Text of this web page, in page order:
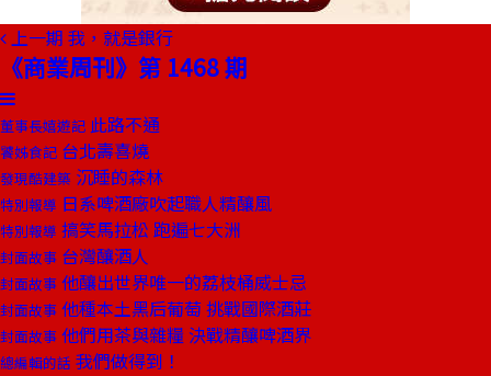
上一期 我，就是銀行
《商業周刊》第 1468 期
董事長嬉遊記 此路不通
饕姊食記 台北壽喜燒
發現酷建築 沉睡的森林
特別報導 日系啤酒廠吹起職人精釀風
特別報導 搞笑馬拉松 跑遍七大洲
封面故事 台灣釀酒人
封面故事 他釀出世界唯一的荔枝桶威士忌
封面故事 他種本土黑后葡萄 挑戰國際酒莊
封面故事 他們用茶與雜糧 決戰精釀啤酒界
總編輯的話 我們做得到！